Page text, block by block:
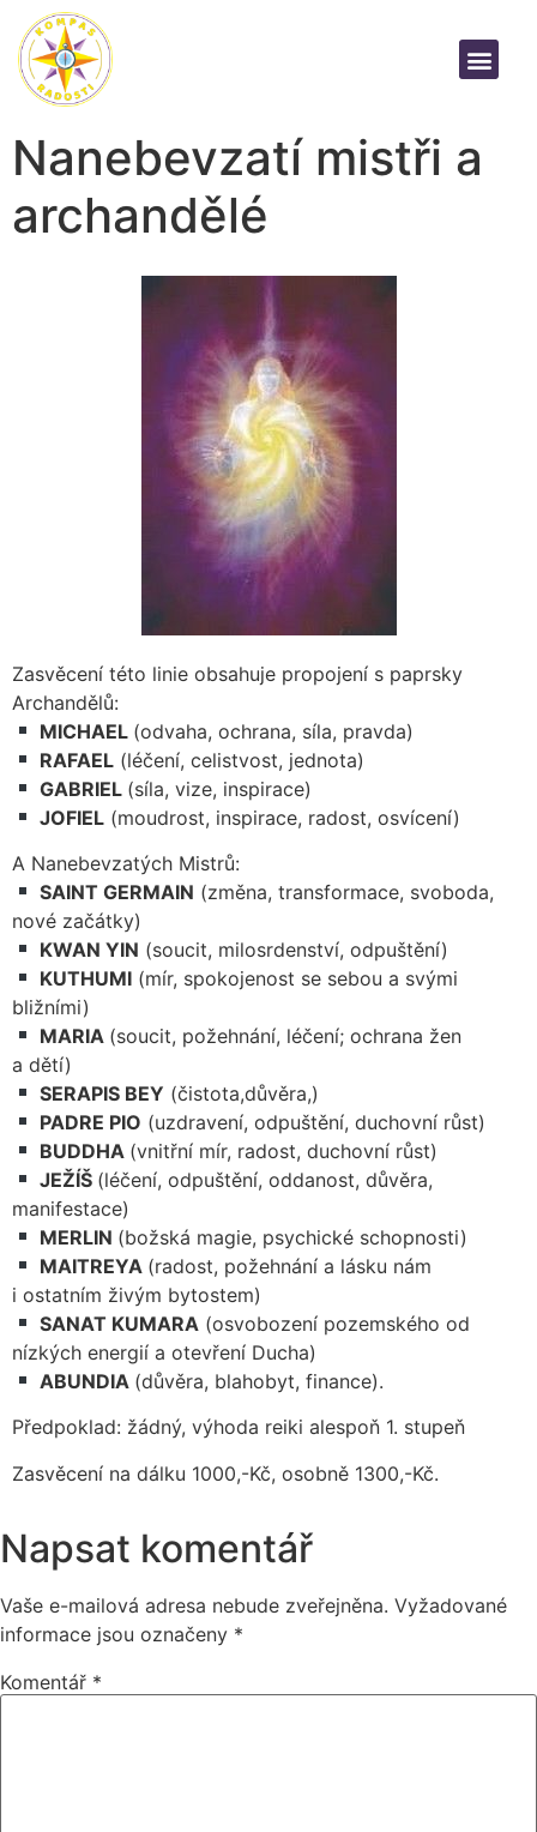
Nanebevzatí mistři a
archandělé
Zasvěcení této linie obsahuje propojení s paprsky
Archandělů:
MICHAEL (odvaha, ochrana, síla, pravda)
RAFAEL (léčení, celistvost, jednota)
GABRIEL (síla, vize, inspirace)
JOFIEL (moudrost, inspirace, radost, osvícení)
A Nanebevzatých Mistrů:
SAINT GERMAIN (změna, transformace, svoboda,
nové začátky)
KWAN YIN (soucit, milosrdenství, odpuštění)
KUTHUMI (mír, spokojenost se sebou a svými
bližními)
MARIA (soucit, požehnání, léčení; ochrana žen
a dětí)
SERAPIS BEY (čistota,důvěra,)
PADRE PIO (uzdravení, odpuštění, duchovní růst)
BUDDHA (vnitřní mír, radost, duchovní růst)
JEŽÍŠ (léčení, odpuštění, oddanost, důvěra,
manifestace)
MERLIN (božská magie, psychické schopnosti)
MAITREYA (radost, požehnání a lásku nám
i ostatním živým bytostem)
SANAT KUMARA (osvobození pozemského od
nízkých energií a otevření Ducha)
ABUNDIA (důvěra, blahobyt, finance).
Předpoklad: žádný, výhoda reiki alespoň 1. stupeň
Zasvěcení na dálku 1000,-Kč, osobně 1300,-Kč.
Napsat komentář
Vaše e-mailová adresa nebude zveřejněna. Vyžadované
informace jsou označeny *
Komentář *